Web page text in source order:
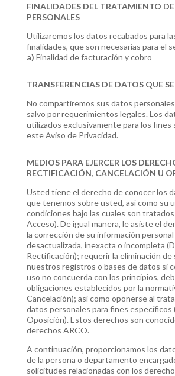
FINALIDADES DEL TRATAMIENTO
PERSONALES
Utilizaremos los datos recabados para
finalidades, que son necesarias para el
a) Finalidad de facturación y cobro
TRANSFERENCIAS DE DATOS QUE
No compartiremos sus datos
salvo por requerimientos legales. Los
utilizados exclusivamente para los fines
este Aviso de Privacidad.
MEDIOS PARA EJERCER LOS
RECTIFICACIÓN, CANCELACIÓN U
Usted tiene el derecho de conocer los
que tenemos sobre usted, así como su
condiciones bajo las cuales son
Acceso). De igual manera, le asiste el
la corrección de su información
desactualizada, inexacta o incompleta
Rectificación); requerir la eliminación de
nuestros registros o bases de datos si
uso no concuerda con los principios,
obligaciones establecidos por la
Cancelación); así como oponerse al
datos personales para fines específicos
Oposición). Estos derechos son
derechos ARCO.
A continuación, proporcionamos los
de la persona o departamento
solicitudes relacionadas con los